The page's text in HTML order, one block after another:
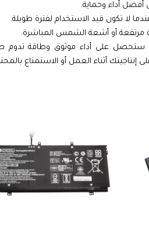
أداء وحماية.
لا تكون قيد الاستخدام لفترة طويلة.
مرتفعة أو أشعة الشمس المباشرة.
ستحصل على أداء موثوق وطاقة تدوم
إنتاجيتك أثناء العمل أو الاستمتاع